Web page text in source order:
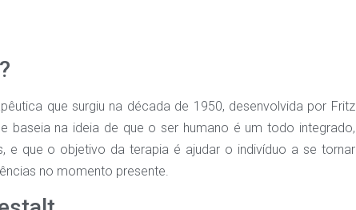
que surgiu na década de 1950, desenvolvida por Fritz
baseia na ideia de que o ser humano é um todo integrado,
que o objetivo da terapia é ajudar o indivíduo a se tornar
no momento presente.